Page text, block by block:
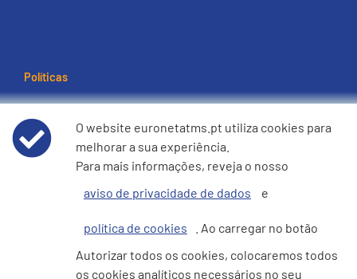
Políticas
Termos e condições de utilização
Aviso de Privacidade de Dados
Política de cookies
e360 Declaração sobre Escravatura Moderna e Tráfico de
Seres Humanos
O website euronetatms.pt utiliza cookies para
melhorar a sua experiência.
Para mais informações, reveja o nosso
aviso de privacidade de dados
e
política de cookies
. Ao carregar no botão
Autorizar todos os cookies, colocaremos todos
os cookies analíticos necessários no seu